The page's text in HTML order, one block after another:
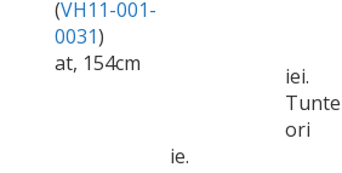
(VH11-001-
0031)
at, 154cm
ie.
iei.
ori